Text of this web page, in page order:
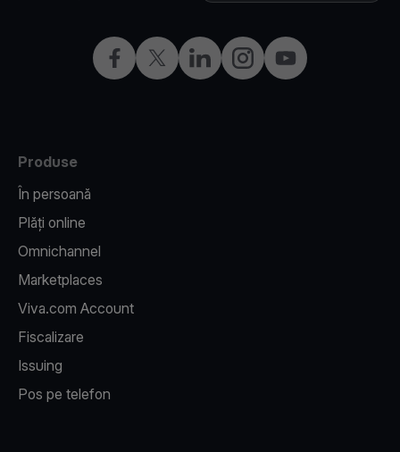
Facebook
X LinkedInInstagramYouTube
Produse
În persoană
Plăți online
Omnichannel
Marketplaces
Viva.com Account
Fiscalizare
Issuing
Pos pe telefon